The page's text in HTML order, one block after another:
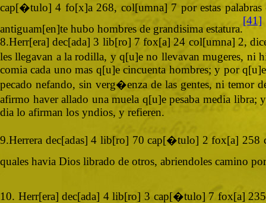
cap[�tulo] 4 fo[x]a 268, col[umna] 7 por estas palabras
antiguam[en]te hubo hombres de grandisima estatura.
[41]
8.Herr[era] dec[ada] 3 lib[ro] 7 fox[a] 24 col[umna] 2,
les llegavan a la rodilla, y q[u]e no llevavan mugeres, ni
comia cada uno mas q[u]e cincuenta hombres; y por
pecado nefando, sin verg�enza de las gentes, ni temor
afirmo haver allado una muela q[u]e pesaba media libra;
dia lo afirman los yndios, y refieren.
9.Herrera dec[adas] 4 lib[ro] 70 cap[�tulo] 2 fox[a] 258
quales havia Dios librado de otros, abriendoles camino
10. Herr[era] dec[ada] 4 lib[ro] 3 cap[�tulo] 7 fox[a] 235